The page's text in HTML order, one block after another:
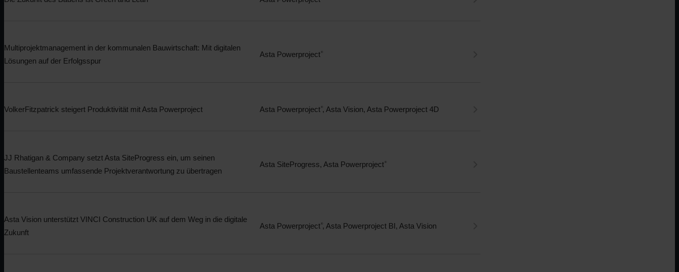
Multiprojektmanagement in der kommunalen Bauwirtschaft: Mit digitalen
Lösungen auf der Erfolgsspur
Asta Powerproject
VolkerFitzpatrick steigert Produktivität mit Asta Powerproject Asta Powerproject , Asta Vision, Asta Powerproject 4D
JJ Rhatigan & Company setzt Asta SiteProgress ein, um seinen
Baustellenteams umfassende Projektverantwortung zu übertragen
Asta SiteProgress, Asta Powerproject
Asta Vision unterstützt VINCI Construction UK auf dem Weg in die digitale
Zukunft
Asta Powerproject , Asta Powerproject BI, Asta Vision